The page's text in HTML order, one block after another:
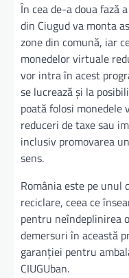
În cea de-a doua fază
din Ciugud va monta
zone din comună, iar
monedelor virtuale
vor intra în acest
se lucrează și la
poată folosi
reduceri de taxe sau
inclusiv promovarea
sens.
România este pe
reciclare, ceea ce
pentru neîndeplinirea
demersuri în această
garanţiei pentru
CIUGUban.